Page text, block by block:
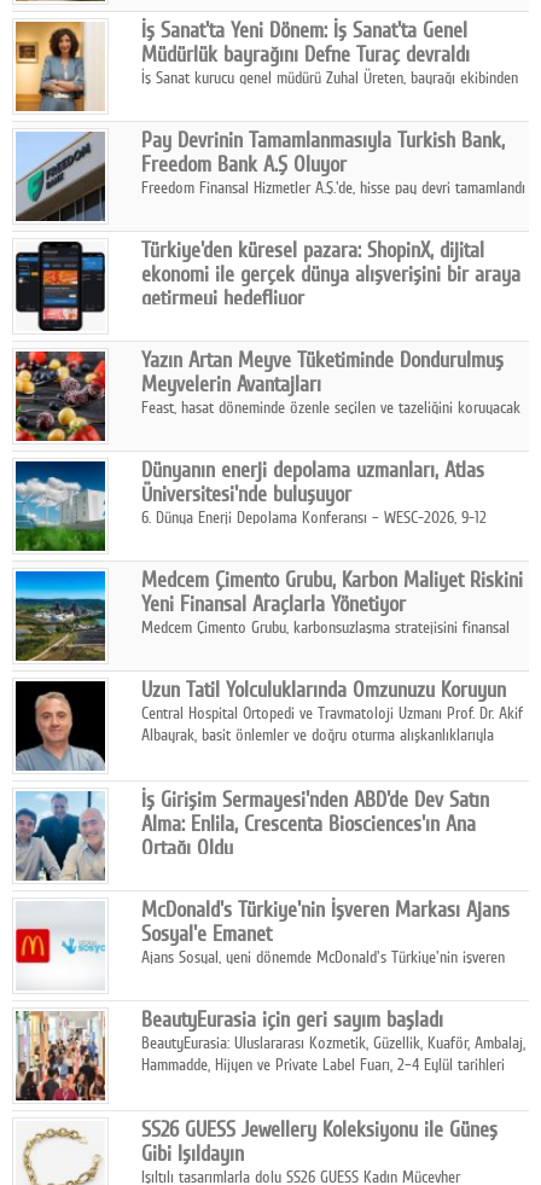
katmanlı bir aile hikâyesi anlatıyor.
İş Sanat'ta Yeni Dönem: İş Sanat'ta Genel
Müdürlük bayrağını Defne Turaç devraldı
İş Sanat kurucu genel müdürü Zuhal Üreten, bayrağı ekibinden
Pay Devrinin Tamamlanmasıyla Turkish Bank,
Freedom Bank A.Ş Oluyor
Freedom Finansal Hizmetler A.Ş.'de, hisse pay devri tamamlandı
Turkish Bank'ın ticaret unvanının “Freedom Bank A.Ş.” olmasına
karar verildi.
Türkiye'den küresel pazara: ShopinX, dijital
ekonomi ile gerçek dünya alışverişini bir araya
getirmeyi hedefliyor
ekonomi ile gerçek dünya alışveriş deneyimi arasında köprü
kurmayı hedefleyen vizyonuyla uluslararası pazarlara açılıyor.
Yazın Artan Meyve Tüketiminde Dondurulmuş
Meyvelerin Avantajları
Feast, hasat döneminde özenle seçilen ve tazeliğini koruyacak
pratik, güvenilir ve lezzetli bir alternatif sunuyor.
Dünyanın enerji depolama uzmanları, Atlas
Üniversitesi'nde buluşuyor
6. Dünya Enerji Depolama Konferansı – WESC-2026, 9-12
sahipliğinde gerçekleştirilecek.
Medcem Çimento Grubu, Karbon Maliyet Riskini
Yeni Finansal Araçlarla Yönetiyor
Medcem Çimento Grubu, karbonsuzlaşma stratejisini finansal
Uzun Tatil Yolculuklarında Omzunuzu Koruyun
Central Hospital Ortopedi ve Travmatoloji Uzmanı Prof. Dr. Akif
Albayrak, basit önlemler ve doğru oturma alışkanlıklarıyla
İş Girişim Sermayesi'nden ABD'de Dev Satın
Alma: Enlila, Crescenta Biosciences'ın Ana
Ortağı Oldu
stratejisini uluslararası ölçeğe taşıyan satın alma hamlesini
tamamladı.
McDonald's Türkiye'nin İşveren Markası Ajans
Sosyal'e Emanet
Ajans Sosyal, yeni dönemde McDonald's Türkiye'nin işveren
BeautyEurasia için geri sayım başladı
BeautyEurasia: Uluslararası Kozmetik, Güzellik, Kuaför, Ambalaj,
Hammadde, Hijyen ve Private Label Fuarı, 2–4 Eylül tarihleri
SS26 GUESS Jewellery Koleksiyonu ile Güneş
Gibi Işıldayın
Işıltılı tasarımlarla dolu SS26 GUESS Kadın Mücevher